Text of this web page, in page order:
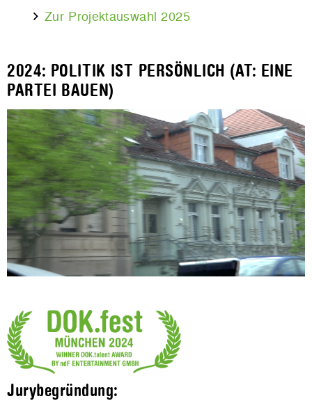
Zur Projektauswahl 2025
2024: POLITIK IST PERSÖNLICH (AT: EINE
PARTEI BAUEN)
Jurybegründung: